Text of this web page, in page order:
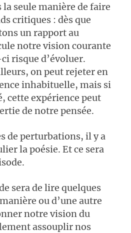
la seule manière de faire
critiques : dès que
un rapport au
notre vision courante
risque d’évoluer.
on peut rejeter en
inhabituelle, mais si
cette expérience peut
de notre pensée.
de perturbations, il y a
la poésie. Et ce sera
sera de lire quelques
ou d’une autre
notre vision du
assouplir nos